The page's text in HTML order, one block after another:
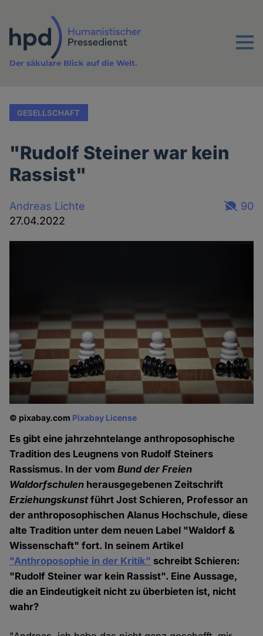
Inhalt
Menu
Der säkulare Blick auf die Welt.
GESELLSCHAFT
"Rudolf Steiner war kein
Rassist"
Andreas Lichte
27.04.2022
90
© pixabay.com Pixabay License
Es gibt eine jahrzehntelange anthroposophische
Tradition des Leugnens von Rudolf Steiners
Rassismus. In der vomBund der Freien
Waldorfschulen herausgegebenen Zeitschrift
Erziehungskunst führt Jost Schieren, Professor an
der anthroposophischen Alanus Hochschule, diese
alte Tradition unter dem neuen Label "Waldorf &
Wissenschaft" fort. In seinem Artikel
"Anthroposophie in der Kritik" schreibt Schieren:
"Rudolf Steiner war kein Rassist". Eine Aussage,
die an Eindeutigkeit nicht zu überbieten ist, nicht
wahr?